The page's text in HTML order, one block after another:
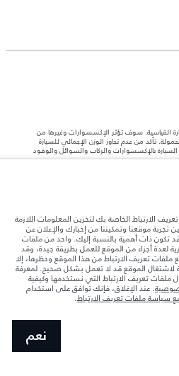
القياسية. سوف تؤثر الإكسسوارات وغيرها من
تأكد من عدم تجاوز الوزن الإجمالي للسيارة
بالإكسسوارات والركاب والسوائل والوقود
المذكورة على هذا الموقع قد تختلف من بلد إلى
التواصل مع وكيلنا المحلي للتأكد من توفّرها
إن النقص العالمي في أشباه الموصلات يؤثر حاليًا
وتوقيتات التصاميم. هذا ظرف ديناميكي
ضمن موقع الويب حاليًا المواصفات الحالية
ومجموعات الألوان. يرجى استشارة وكيلك الذي
لك باتخاذ قرار مدروس
الرسمية وفقاً لتشريعات الاتحاد الأوروبي. قد
ذلك المتحقق في تلك الاختبارات كما أن هذه
الارتباط الخاصة بك لتخزين المعلومات اللازمة
موقعنا وتمكيننا من إخبارك والإعلان عن
قد تكون ذات أهمية بالنسبة إليك. واحد من ملفات
لعدة أجزاء من الموقع للعمل بطريقة جيدة، وقد
تعريف الارتباط من هذا الموقع وحظرها، إلا
لاشتغال الموقع قد لا تعمل بشكل صحيح. لمعرفة
ملفات تعريف الارتباط التي نستخدمها وكيفية
. عند الإغلاق، فإنك توافق على استخدام
سياسة ملفات تعريف الارتباط.
نعم
اطلب الاتصال بك